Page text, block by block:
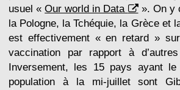
usuel «Our world in Data
». On y
la Pologne, la Tchéquie, la Grèce et
est effectivement « en retard »
vaccination par rapport à
Inversement, les 15 pays ayant
population à la mi-juillet sont